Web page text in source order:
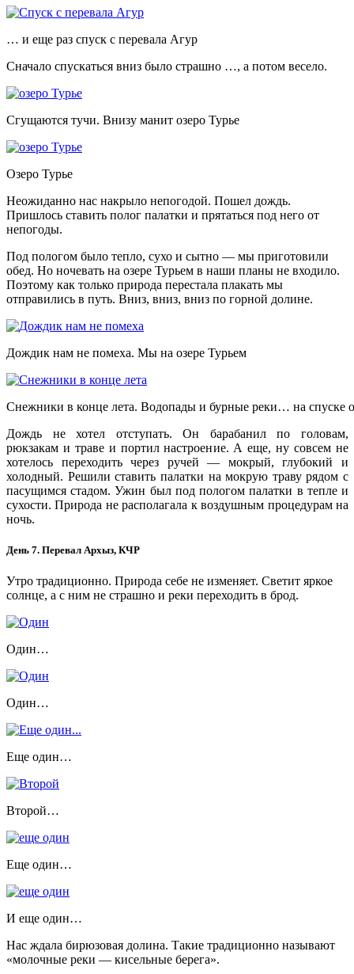
… и еще раз спуск с перевала Агур
Сначало спускаться вниз было страшно …, а потом весело.
Сгущаются тучи. Внизу манит озеро Турье
Озеро Турье
Неожиданно нас накрыло непогодой. Пошел дождь.
Пришлось ставить полог палатки и прятаться под него от
непогоды.
Под пологом было тепло, сухо и сытно — мы приготовили
обед. Но ночевать на озере Турьем в наши планы не входило.
Поэтому как только природа перестала плакать мы
отправились в путь. Вниз, вниз, вниз по горной долине.
Дождик нам не помеха. Мы на озере Турьем
Снежники в конце лета. Водопады и бурные реки… на спуске
Дождь не хотел отступать. Он барабанил по головам,
рюкзакам и траве и портил настроение. А еще, ну совсем не
хотелось переходить через ручей — мокрый, глубокий и
холодный. Решили ставить палатки на мокрую траву рядом с
пасущимся стадом. Ужин был под пологом палатки в тепле и
сухости. Природа не располагала к воздушным процедурам на
ночь.
День 7. Перевал Архыз, КЧР
Утро традиционно. Природа себе не изменяет. Светит яркое
солнце, а с ним не страшно и реки переходить в брод.
Один…
Один…
Еще один…
Второй…
Еще один…
И еще один…
Нас ждала бирюзовая долина. Такие традиционно называют
«молочные реки — кисельные берега».